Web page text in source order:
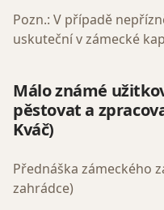
Pozn.: V případě
uskuteční v zámecké
Málo známé
pěstovat a
Kváč)
Přednáška zámeckého
zahrádce)